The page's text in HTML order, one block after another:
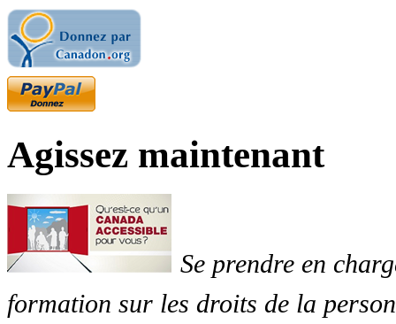
Agissez maintenant
Se prendre en
formation sur les droits de la